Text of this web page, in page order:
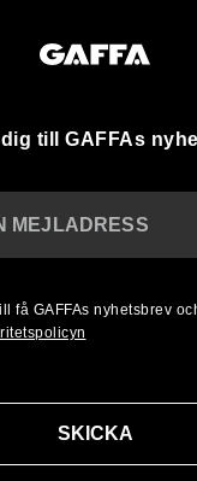
till GAFFAs
MEJLADRESS
SKICKA
få GAFFAs nyhetsbrev